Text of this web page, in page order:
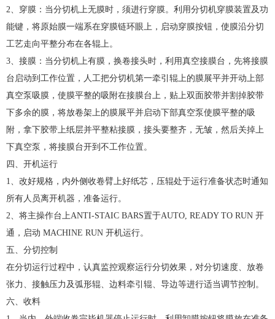
2、穿膜：当分切机上无膜时，须进行穿膜。利用分切机穿膜装置及功
能键，将原始膜一端系在穿膜链环眼上，启动穿膜按钮，使膜沿分切
工艺走向平整分布在各辊上。
3、接膜：当分切机上有膜，换卷接头时，利用真空接膜台，先将接膜
台启动到工作位置，人工把分切机第一牵引辊上的膜展平并开动上部
真空泵吸膜，使膜平整的吸附在接膜台上，贴上双面胶带并割掉胶带
下多余的膜，将放卷架上的膜展平并启动下部真空泵使膜平整的吸
附，拿下胶带上纸层并平整粘接膜，接头要整齐，无皱，然后关掉上
下真空泵，将接膜台开到不工作位置。
四、开机运行
1、改好规格，内外侧收卷臂上好纸芯，压辊处于运行准备状态时通知
所有人员离开机器，准备运行。
2、将主操作台上ANTI-STAIC BARS置于AUTO, READY TO RUN 开
通，启动 MACHINE RUN 开机运行。
五、分切控制
在分切运行过程中，认真监控观察运行分切效果，对分切速度、放卷
张力、接触压力及弧形辊、边料牵引辊、导边等进行适当调节控制。
六、收料